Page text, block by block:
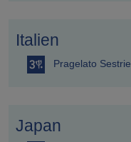
Italien
Pragelato
Japan